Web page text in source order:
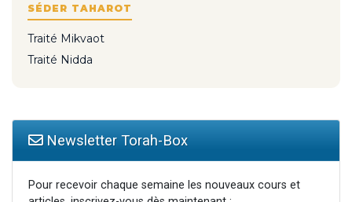
SÉDER TAHAROT
Traité Mikvaot
Traité Nidda
Newsletter Torah-Box
Pour recevoir chaque semaine les nouveaux cours et